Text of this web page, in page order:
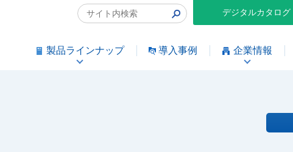
デジタルカタログ
製品ラインナップ 導入事例 企業情報